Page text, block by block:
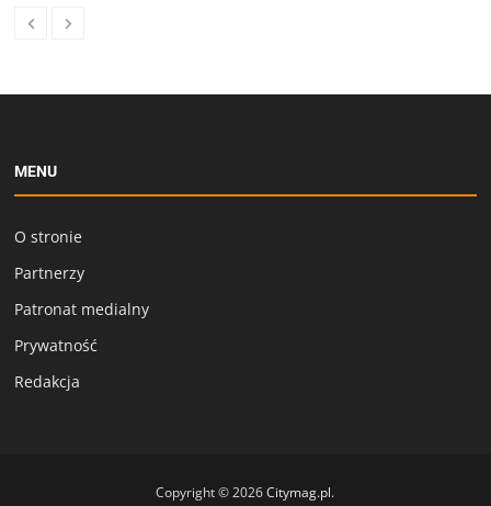
MENU
O stronie
Partnerzy
Patronat medialny
Prywatność
Redakcja
Copyright © 2026Citymag.pl.